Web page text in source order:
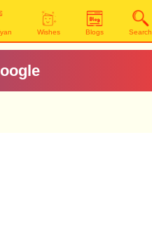
Wishes Blogs Search